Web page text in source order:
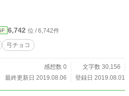
6,742 位 / 6,742件
弓チョコ
感想数 0
文字数 30,156
最終更新日 2019.08.06
登録日 2019.08.01